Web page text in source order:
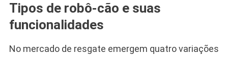
Tipos de robô-cão e suas
funcionalidades
No mercado de resgate emergem quatro variações